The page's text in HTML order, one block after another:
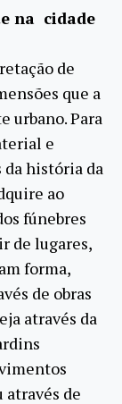
na cidade
de
que a
urbano. Para
e
da história da
ao
fúnebres
de lugares,
forma,
de obras
através da
de